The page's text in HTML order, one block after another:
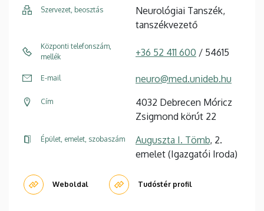
Szervezet, beosztás
Neurológiai Tanszék,
tanszékvezető
Központi telefonszám,
mellék
+36 52 411 600 / 54615
E-mail neuro@med.unideb.hu
Cím
4032 Debrecen Móricz
Zsigmond körút 22
Épület, emelet, szobaszám Auguszta I. Tömb, 2.
emelet (Igazgatói Iroda)
Weboldal Tudóstér profil